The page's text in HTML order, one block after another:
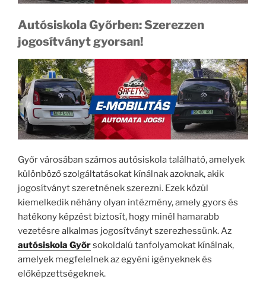
Autósiskola Győrben: Szerezzen
jogosítványt gyorsan!
Győr városában számos autósiskola található, amelyek
különböző szolgáltatásokat kínálnak azoknak, akik
jogosítványt szeretnének szerezni. Ezek közül
kiemelkedik néhány olyan intézmény, amely gyors és
hatékony képzést biztosít, hogy minél hamarabb
vezetésre alkalmas jogosítványt szerezhessünk. Az
autósiskola Győrsokoldalú tanfolyamokat kínálnak,
amelyek megfelelnek az egyéni igényeknek és
előképzettségeknek.